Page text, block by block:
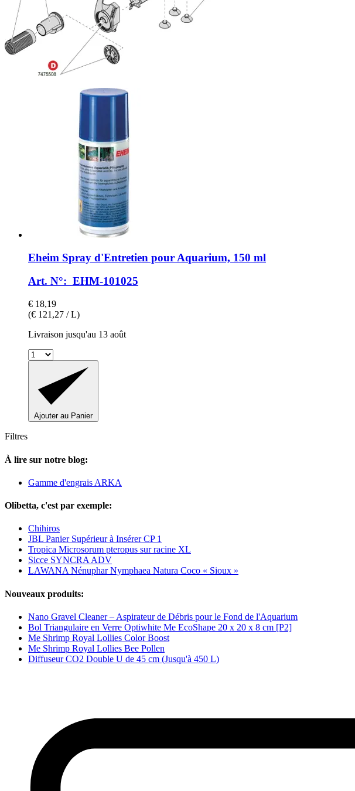
Eheim Spray d'Entretien pour Aquarium, 150 ml
Art. N°: EHM-101025
€ 18,19
(€ 121,27 / L)
Livraison jusqu'au 13 août
Ajouter au Panier
Filtres
À lire sur notre blog:
Gamme d'engrais ARKA
Olibetta, c'est par exemple:
Chihiros
JBL Panier Supérieur à Insérer CP 1
Tropica Microsorum pteropus sur racine XL
Sicce SYNCRA ADV
LAWANA Nénuphar Nymphaea Natura Coco « Sioux »
Nouveaux produits:
Nano Gravel Cleaner – Aspirateur de Débris pour le Fond de l'Aquarium
Bol Triangulaire en Verre Optiwhite Me EcoShape 20 x 20 x 8 cm [P2]
Me Shrimp Royal Lollies Color Boost
Me Shrimp Royal Lollies Bee Pollen
Diffuseur CO2 Double U de 45 cm (Jusqu'à 450 L)